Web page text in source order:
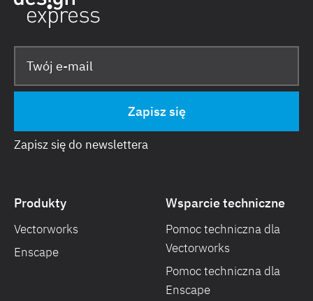
Zapisz się do newslettera
Produkty
Vectorworks
Enscape
Wsparcie techniczne
Pomoc techniczna dla
Vectorworks
Pomoc techniczna dla
Enscape